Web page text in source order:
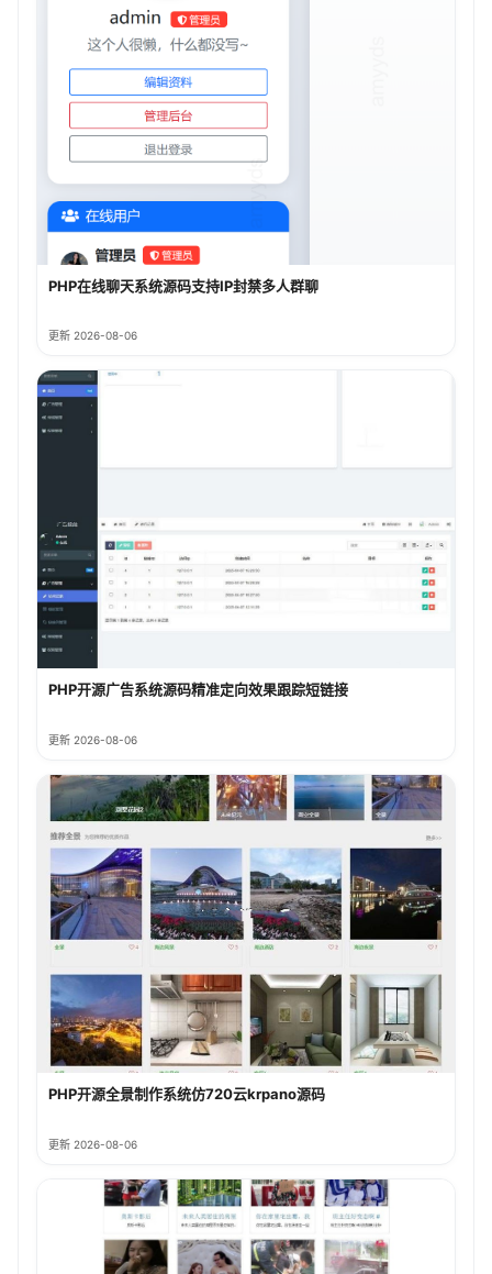
PHP在线聊天系统源码支持IP封禁多人群聊
更新 2026-08-06
PHP开源广告系统源码精准定向效果跟踪短链接
更新 2026-08-06
PHP开源全景制作系统仿720云krpano源码
更新 2026-08-06